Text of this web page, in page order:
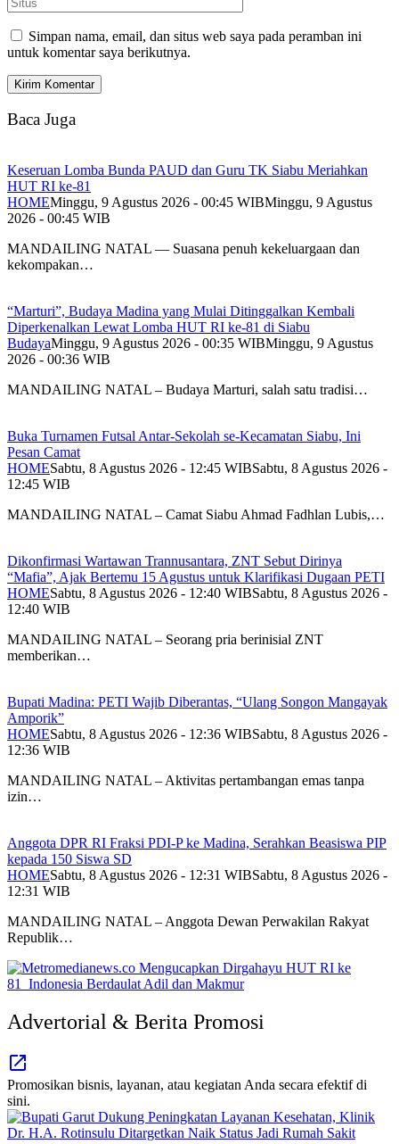
Simpan nama, email, dan situs web saya pada peramban ini
untuk komentar saya berikutnya.
Baca Juga
Keseruan Lomba Bunda PAUD dan Guru TK Siabu Meriahkan
HUT RI ke-81
HOMEMinggu, 9 Agustus 2026 - 00:45 WIBMinggu, 9 Agustus
2026 - 00:45 WIB
MANDAILING NATAL — Suasana penuh kekeluargaan dan
kekompakan…
“Marturi”, Budaya Madina yang Mulai Ditinggalkan Kembali
Diperkenalkan Lewat Lomba HUT RI ke-81 di Siabu
BudayaMinggu, 9 Agustus 2026 - 00:35 WIBMinggu, 9 Agustus
2026 - 00:36 WIB
MANDAILING NATAL – Budaya Marturi, salah satu tradisi…
Buka Turnamen Futsal Antar-Sekolah se-Kecamatan Siabu, Ini
Pesan Camat
HOMESabtu, 8 Agustus 2026 - 12:45 WIBSabtu, 8 Agustus 2026 -
12:45 WIB
MANDAILING NATAL – Camat Siabu Ahmad Fadhlan Lubis,…
Dikonfirmasi Wartawan Trannusantara, ZNT Sebut Dirinya
“Mafia”, Ajak Bertemu 15 Agustus untuk Klarifikasi Dugaan PETI
HOMESabtu, 8 Agustus 2026 - 12:40 WIBSabtu, 8 Agustus 2026 -
12:40 WIB
MANDAILING NATAL – Seorang pria berinisial ZNT
memberikan…
Bupati Madina: PETI Wajib Diberantas, “Ulang Songon Mangayak
Amporik”
HOMESabtu, 8 Agustus 2026 - 12:36 WIBSabtu, 8 Agustus 2026 -
12:36 WIB
MANDAILING NATAL – Aktivitas pertambangan emas tanpa
izin…
Anggota DPR RI Fraksi PDI-P ke Madina, Serahkan Beasiswa PIP
kepada 150 Siswa SD
HOMESabtu, 8 Agustus 2026 - 12:31 WIBSabtu, 8 Agustus 2026 -
12:31 WIB
MANDAILING NATAL – Anggota Dewan Perwakilan Rakyat
Republik…
Advertorial & Berita Promosi
Promosikan bisnis, layanan, atau kegiatan Anda secara efektif di
sini.